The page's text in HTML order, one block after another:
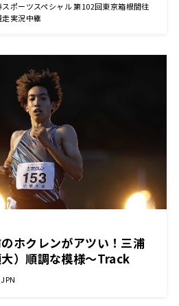
ポーツスペシャル 第102回東京箱根間往
実況中継
ホクレンがアツい！三浦
）順調な模様～Track
回 2021年7月16日